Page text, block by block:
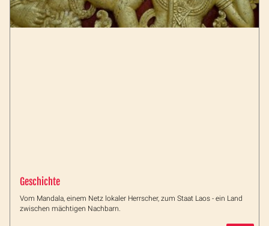
Geschichte
Vom Mandala, einem Netz lokaler Herrscher, zum Staat Laos - ein Land
zwischen mächtigen Nachbarn.